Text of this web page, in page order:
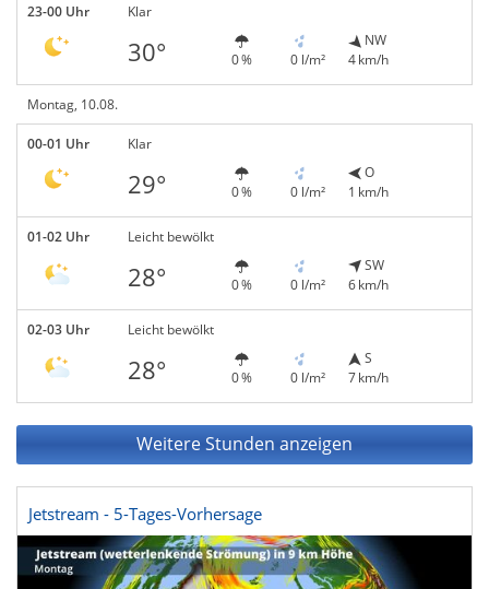
23-00 Uhr Klar
30° 0 % 0 l/m²
NW
4 km/h
Montag, 10.08.
00-01 Uhr Klar
29° 0 % 0 l/m²
O
1 km/h
01-02 Uhr Leicht bewölkt
28° 0 % 0 l/m²
SW
6 km/h
02-03 Uhr Leicht bewölkt
28° 0 % 0 l/m²
S
7 km/h
Weitere Stunden anzeigen
Jetstream - 5-Tages-Vorhersage